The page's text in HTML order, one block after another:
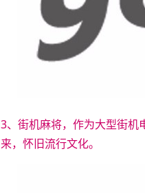
3、街机麻将，作为大型街机
来，怀旧流行文化。